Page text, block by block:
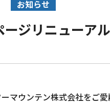
お知らせ
ージリニューア
マウンテン株式会社をご